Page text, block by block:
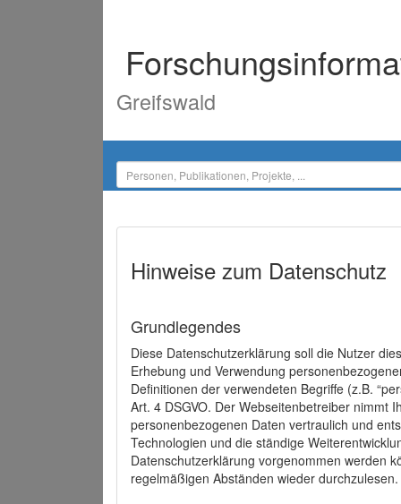
Greifswald
Hinweise zum Datenschutz
Grundlegendes
Diese Datenschutzerklärung soll die Nutzer
Erhebung und Verwendung
Definitionen der verwendeten Begriffe (z.B.
Art. 4 DSGVO. Der Webseitenbetreiber nimmt
personenbezogenen Daten vertraulich und
Technologien und die ständige
Datenschutzerklärung vorgenommen werden
regelmäßigen Abständen wieder durchzulesen.